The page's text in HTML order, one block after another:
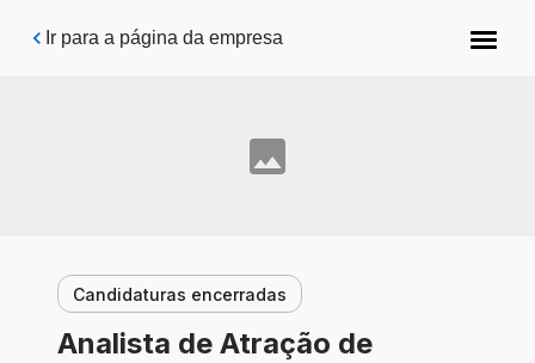
Pular para o conteúdo principal
Ir para a página da empresa
Candidaturas encerradas
Analista de Atração de